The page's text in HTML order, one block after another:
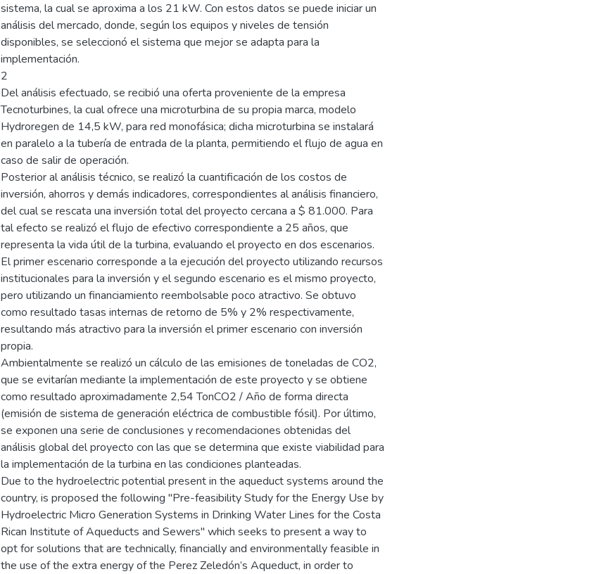
sistema, la cual se aproxima a los 21 kW. Con estos datos se puede iniciar un
análisis del mercado, donde, según los equipos y niveles de tensión
disponibles, se seleccionó el sistema que mejor se adapta para la
implementación.
2
Del análisis efectuado, se recibió una oferta proveniente de la empresa
Tecnoturbines, la cual ofrece una microturbina de su propia marca, modelo
Hydroregen de 14,5 kW, para red monofásica; dicha microturbina se instalará
en paralelo a la tubería de entrada de la planta, permitiendo el flujo de agua en
caso de salir de operación.
Posterior al análisis técnico, se realizó la cuantificación de los costos de
inversión, ahorros y demás indicadores, correspondientes al análisis financiero,
del cual se rescata una inversión total del proyecto cercana a $ 81.000. Para
tal efecto se realizó el flujo de efectivo correspondiente a 25 años, que
representa la vida útil de la turbina, evaluando el proyecto en dos escenarios.
El primer escenario corresponde a la ejecución del proyecto utilizando recursos
institucionales para la inversión y el segundo escenario es el mismo proyecto,
pero utilizando un financiamiento reembolsable poco atractivo. Se obtuvo
como resultado tasas internas de retorno de 5% y 2% respectivamente,
resultando más atractivo para la inversión el primer escenario con inversión
propia.
Ambientalmente se realizó un cálculo de las emisiones de toneladas de CO2,
que se evitarían mediante la implementación de este proyecto y se obtiene
como resultado aproximadamente 2,54 TonCO2 / Año de forma directa
(emisión de sistema de generación eléctrica de combustible fósil). Por último,
se exponen una serie de conclusiones y recomendaciones obtenidas del
análisis global del proyecto con las que se determina que existe viabilidad para
la implementación de la turbina en las condiciones planteadas.
Due to the hydroelectric potential present in the aqueduct systems around the
country, is proposed the following "Pre-feasibility Study for the Energy Use by
Hydroelectric Micro Generation Systems in Drinking Water Lines for the Costa
Rican Institute of Aqueducts and Sewers" which seeks to present a way to
opt for solutions that are technically, financially and environmentally feasible in
the use of the extra energy of the Perez Zeledón’s Aqueduct, in order to